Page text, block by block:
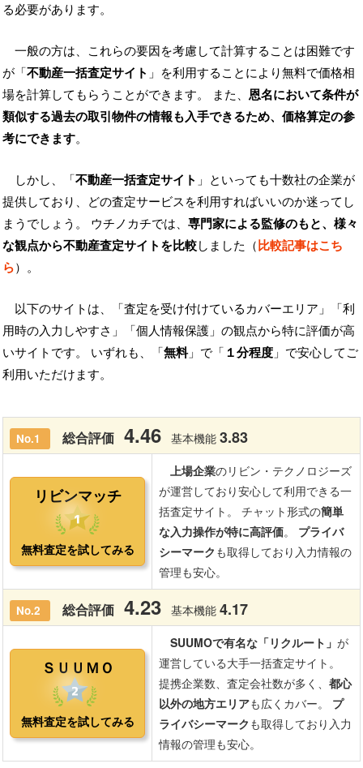
る必要があります。
一般の方は、これらの要因を考慮して計算することは困難です
が「不動産一括査定サイト 」を利用することにより無料で価格相
場を計算してもらうことができます。 また、 恩名において条件が
類似する過去の取引物件の情報も入手できるため、価格算定の参
考にできます。
しかし、「不動産一括査定サイト 」といっても十数社の企業が
提供しており、どの査定サービスを利用すればいいのか迷ってし
まうでしょう。 ウチノカチでは、 専門家による監修のもと、様々
な観点から不動産査定サイトを比較しました（比較記事はこち
ら）。
以下のサイトは、「査定を受け付けているカバーエリア」「利
用時の入力しやすさ」「個人情報保護」の観点から特に評価が高
いサイトです。 いずれも、「無料」で「 １分程度 」で安心してご
利用いただけます。